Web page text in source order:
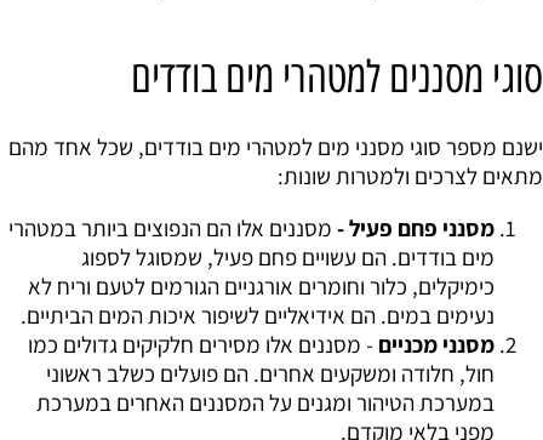
סוגי מסננים למטהרי מים בודדים
ישנם מספר סוגי מסנני מים למטהרי מים בודדים, שכל אחד מהם
מתאים לצרכים ולמטרות שונות:
מסנני פחם פעיל - מסננים אלו הם הנפוצים ביותר במטהרי
מים בודדים. הם עשויים פחם פעיל, שמסוגל לספוג
כימיקלים, כלור וחומרים אורגניים הגורמים לטעם וריח לא
נעימים במים. הם אידיאליים לשיפור איכות המים הביתיים.
מסנני מכניים - מסננים אלו מסירים חלקיקים גדולים כמו
חול, חלודה ומשקעים אחרים. הם פועלים כשלב ראשוני
במערכת הטיהור ומגנים על המסננים האחרים במערכת
מפני בלאי מוקדם.